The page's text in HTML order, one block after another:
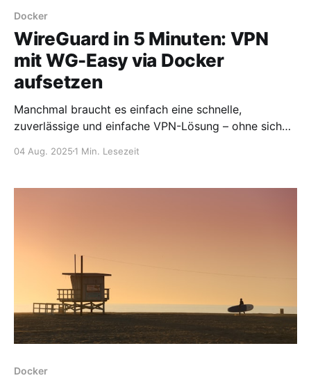
Docker
WireGuard in 5 Minuten: VPN
mit WG-Easy via Docker
aufsetzen
Manchmal braucht es einfach eine schnelle,
zuverlässige und einfache VPN-Lösung – ohne sich
WG-Easy ins Spiel. Mit dieser schlanken Oberfläche
betriebsbereit machen. In diesem Beitrag zeige ich,
04 Aug. 2025 1 Min. Lesezeit
Docker